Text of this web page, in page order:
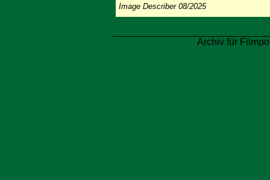
Image Describer 08/2025
Archiv für